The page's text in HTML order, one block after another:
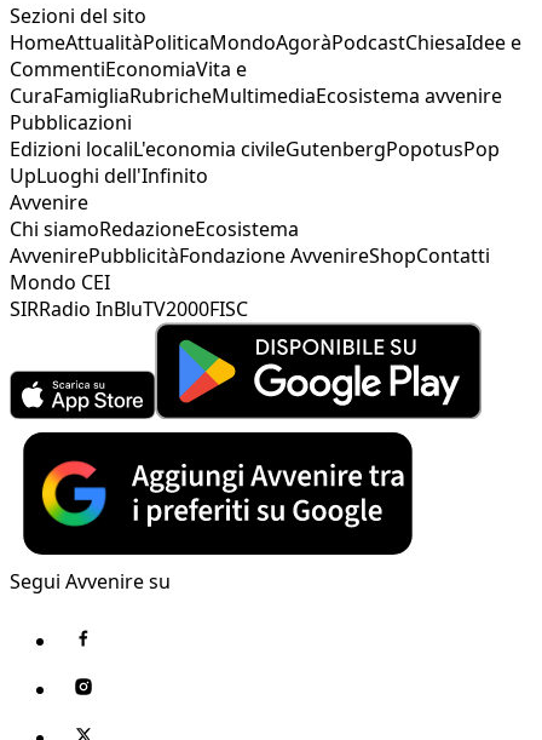
Sezioni del sito
HomeAttualitàPoliticaMondoAgoràPodcastChiesaIdee e
CommentiEconomiaVita e
CuraFamigliaRubricheMultimediaEcosistema avvenire
Pubblicazioni
Edizioni localiL'economia civileGutenbergPopotusPop
UpLuoghi dell'Infinito
Avvenire
Chi siamoRedazioneEcosistema
AvvenirePubblicitàFondazione AvvenireShopContatti
Mondo CEI
SIRRadio InBluTV2000FISC
Segui Avvenire su